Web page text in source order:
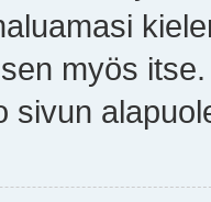
myös
sivun